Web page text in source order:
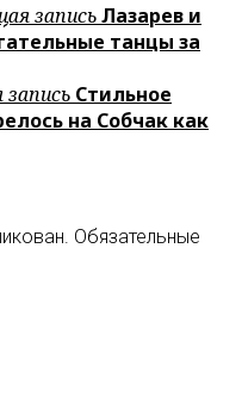
записьЛазарев и
танцы за
Стильное
на Собчак как
Обязательные